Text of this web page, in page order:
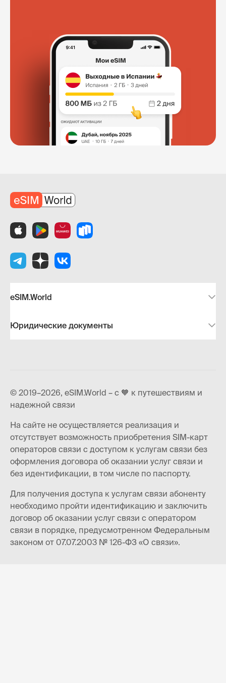
eSIM.World
Юридические документы
© 2019–2026, eSIM.World – с 🧡 к путешествиям и
надежной связи
На сайте не осуществляется реализация и
отсутствует возможность приобретения SIM-карт
операторов связи с доступом к услугам связи без
оформления договора об оказании услуг связи и
без идентификации, в том числе по паспорту.
Для получения доступа к услугам связи абоненту
необходимо пройти идентификацию и заключить
договор об оказании услуг связи с оператором
связи в порядке, предусмотренном Федеральным
законом от 07.07.2003 № 126-ФЗ «О связи».